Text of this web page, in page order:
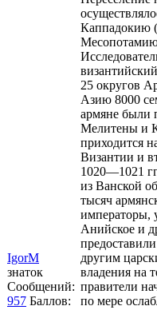
IgorM
знаток
Сообщений:
957 Баллов:
Каппадокию
25 округов
Азию 8000
армяне были
Мелитены и
приходится
Византии и
1020—1021
из Ванской
тысяч
императоры,
Анийское и
другим
владения на
правители
по мере